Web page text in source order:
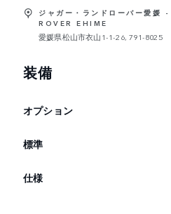
ジャガー・ランドローバー愛
ROVER EHIME
愛媛県松山市衣山1-1-26, 791-8025
装備
オプション
標準
仕様